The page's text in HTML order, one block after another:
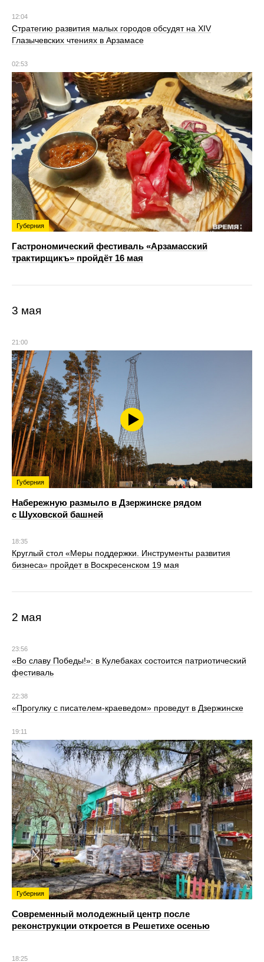
12:04
Стратегию развития малых городов обсудят на XIV
Глазычевских чтениях в Арзамасе
02:53
Губерния
Гастрономический фестиваль «Арзамасский
трактирщикъ» пройдёт 16 мая
3 мая
21:00
Губерния
Набережную размыло в Дзержинске рядом
с Шуховской башней
18:35
Круглый стол «Меры поддержки. Инструменты развития
бизнеса» пройдет в Воскресенском 19 мая
2 мая
23:56
«Во славу Победы!»: в Кулебаках состоится патриотический
фестиваль
22:38
«Прогулку с писателем-краеведом» проведут в Дзержинске
19:11
Губерния
Современный молодежный центр после
реконструкции откроется в Решетихе осенью
18:25